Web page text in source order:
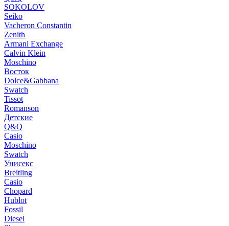
SOKOLOV
Seiko
Vacheron Constantin
Zenith
Armani Exchange
Calvin Klein
Moschino
Восток
Dolce&Gabbana
Swatch
Tissot
Romanson
Детские
Q&Q
Casio
Moschino
Swatch
Унисекс
Breitling
Casio
Chopard
Hublot
Fossil
Diesel